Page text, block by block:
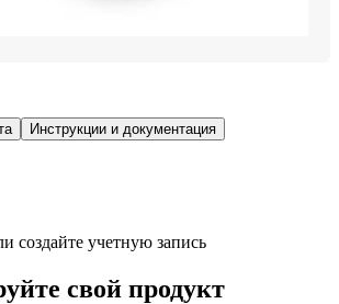
Инструкции и документация
создайте учетную запись
свой продукт